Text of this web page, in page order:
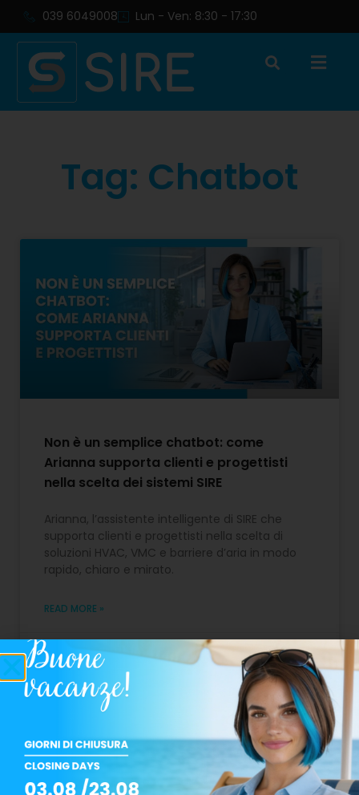
039 6049008 Lun - Ven: 8:30 - 17:30
Tag: Chatbot
Non è un semplice chatbot: come
Arianna supporta clienti e progettisti
nella scelta dei sistemi SIRE
Arianna, l’assistente intelligente di SIRE che
supporta clienti e progettisti nella scelta di
soluzioni HVAC, VMC e barriere d’aria in modo
rapido, chiaro e mirato.
READ MORE »
3 Marzo 2026